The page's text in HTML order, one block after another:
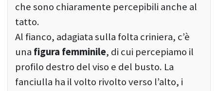
che sono chiaramente percepibili anche al
tatto.
Al fianco, adagiata sulla folta criniera, c’è
una figura femminile, di cui percepiamo il
profilo destro del viso e del busto. La
fanciulla ha il volto rivolto verso l’alto, i